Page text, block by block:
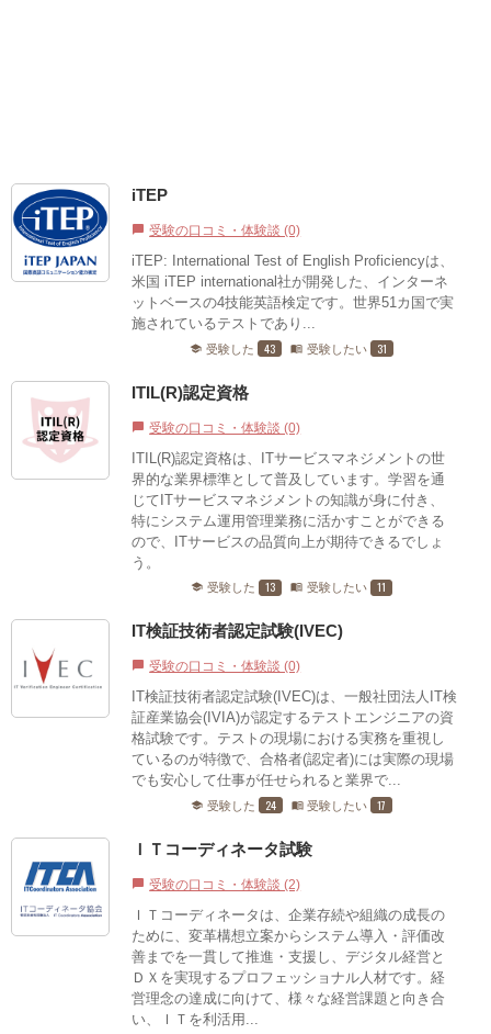
iTEP
chat_bubble 受験の口コミ・体験談 (0)
iTEP: International Test of English Proficiencyは、
米国 iTEP international社が開発した、インターネ
ットベースの4技能英語検定です。世界51カ国で実
施されているテストであり...
school 受験した 43 menu_book 受験したい 31
ITIL(R)認定資格
chat_bubble 受験の口コミ・体験談 (0)
ITIL(R)認定資格は、ITサービスマネジメントの世
界的な業界標準として普及しています。学習を通
じてITサービスマネジメントの知識が身に付き、
特にシステム運用管理業務に活かすことができる
ので、ITサービスの品質向上が期待できるでしょ
う。
school 受験した 13 menu_book 受験したい 11
IT検証技術者認定試験(IVEC)
chat_bubble 受験の口コミ・体験談 (0)
IT検証技術者認定試験(IVEC)は、一般社団法人IT検
証産業協会(IVIA)が認定するテストエンジニアの資
格試験です。テストの現場における実務を重視し
ているのが特徴で、合格者(認定者)には実際の現場
でも安心して仕事が任せられると業界で...
school 受験した 24 menu_book 受験したい 17
ＩＴコーディネータ試験
chat_bubble 受験の口コミ・体験談 (2)
ＩＴコーディネータは、企業存続や組織の成長の
ために、変革構想立案からシステム導入・評価改
善までを一貫して推進・支援し、デジタル経営と
ＤＸを実現するプロフェッショナル人材です。経
営理念の達成に向けて、様々な経営課題と向き合
い、ＩＴを利活用...